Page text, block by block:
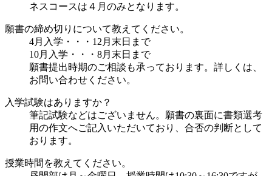
ネスコースは４月のみとなります。
願書の締め切りについて教えてください。
4月入学・・・12月末日まで
10月入学・・・8月末日まで
願書提出時期のご相談も承っております。詳しくは、
お問い合わせください。
入学試験はありますか？
筆記試験などはございません。願書の裏面に書類選考
用の作文へご記入いただいており、合否の判断として
おります。
授業時間を教えてください。